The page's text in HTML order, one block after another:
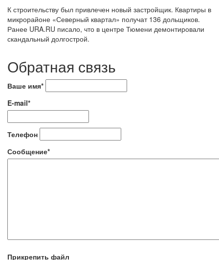
К строительству был привлечен новый застройщик. Квартиры в
микрорайоне «Северный квартал» получат 136 дольщиков.
Ранее URA.RU писало, что в центре Тюмени демонтировали
скандальный долгострой.
Обратная связь
Ваше имя*
E-mail*
Телефон
Сообщение*
Прикрепить файл